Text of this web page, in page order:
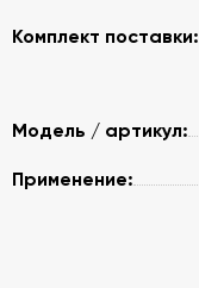
Комплект поставки:
Модель / артикул:
Применение: